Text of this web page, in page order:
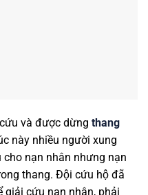
và được dừng thang
này nhiều người xung
nạn nhân nhưng nạn
thang. Đội cứu hộ đã
cứu nạn nhân, phải